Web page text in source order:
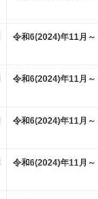
令和6(2024)年11月～
令和6(2024)年11月～
令和6(2024)年11月～
令和6(2024)年11月～